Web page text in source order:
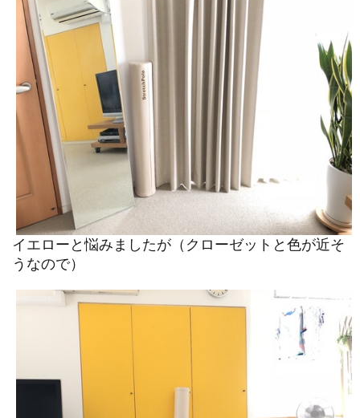
イエローと悩みましたが（クローゼットと色が近そ
うなので）